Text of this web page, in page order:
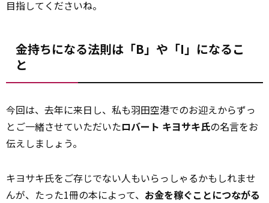
目指してくださいね。
金持ちになる法則は「B」や「I」になるこ
と
今回は、去年に来日し、私も羽田空港でのお迎えからずっ
とご一緒させていただいたロバート キヨサキ氏の名言をお
伝えしましょう。
キヨサキ氏をご存じでない人もいらっしゃるかもしれませ
んが、たった1冊の本によって、 お金を稼ぐことにつながる